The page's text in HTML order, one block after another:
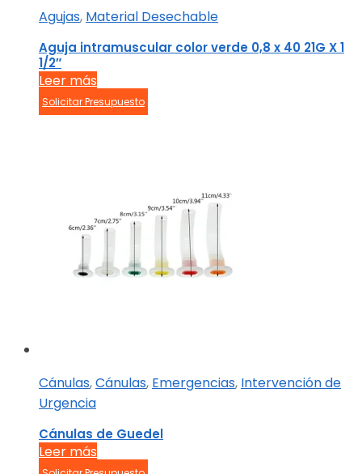
Agujas, Material Desechable
Aguja intramuscular color verde 0,8 x 40 21G X 1
1/2″
Leer más
Solicitar Presupuesto
Cánulas,Cánulas, Emergencias, Intervención de
Urgencia
Cánulas de Guedel
Leer más